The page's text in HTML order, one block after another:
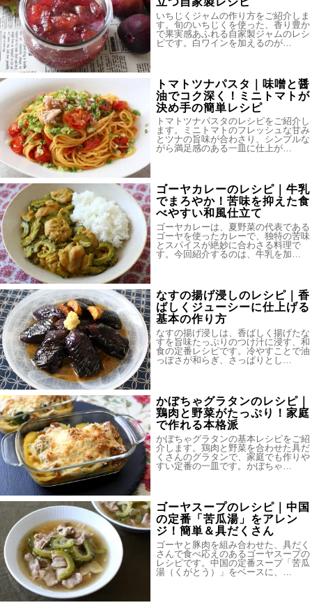
いちじくジャムの作り方をご紹介しま
す。旬のいちじくを使った、香り豊か
で果実感あふれる自家製ジャムのレシ
ピです。白ワインを加えるのが…
トマトツナパスタ｜味噌と醤
油でコク深く！ミニトマトが
決め手の簡単レシピ
トマトツナパスタのレシピをご紹介し
ます。ミニトマトのフレッシュな甘み
とツナの旨味が合わさり、シンプルな
がら満足感のある一皿に仕上が…
ゴーヤカレーのレシピ｜牛乳
でまろやか！苦味を抑えた食
べやすい和風仕立て
ゴーヤカレーは、夏野菜の代表である
ゴーヤを使ったカレーで、独特の苦味
とスパイスが絶妙に合わさる料理で
す。今回紹介するのは、牛乳を加…
なすの揚げ浸しのレシピ｜香
ばしくジューシーに仕上げる
基本の作り方
なすの揚げ浸しは、香ばしく揚げたな
すを旨味たっぷりのつけ汁に浸す、和
食の定番レシピです。冷やすことで油
っぽさが和らぎ、さっぱりとし…
かぼちゃグラタンのレシピ｜
鶏肉と野菜がたっぷり！家庭
で作れる本格派
かぼちゃグラタンの基本レシピをご紹
介します。鶏肉と野菜を合わせた具だ
くさんのグラタンで、家庭でも作りや
すい定番の一皿です。かぼちゃ…
ゴーヤスープのレシピ｜中国
の定番「苦瓜湯」をアレン
ジ！簡単＆具だくさん
ゴーヤと豚肉を組み合わせた、具だく
さんで食べ応えのあるゴーヤスープの
レシピです。中国の定番スープ「苦瓜
湯（くがとう）」をベースに、…